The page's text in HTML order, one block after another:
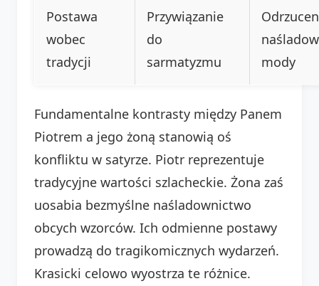
Postawa
wobec
tradycji
Przywiązanie
do
sarmatyzmu
mody
Fundamentalne kontrasty między Panem
Piotrem a jego żoną stanowią oś
konfliktu w satyrze. Piotr reprezentuje
tradycyjne wartości szlacheckie. Żona zaś
uosabia bezmyślne naśladownictwo
obcych wzorców. Ich odmienne postawy
prowadzą do tragikomicznych wydarzeń.
Krasicki celowo wyostrza te różnice.